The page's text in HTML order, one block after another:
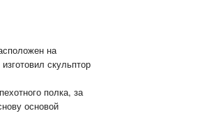
на
скульптор
полка, за
основой